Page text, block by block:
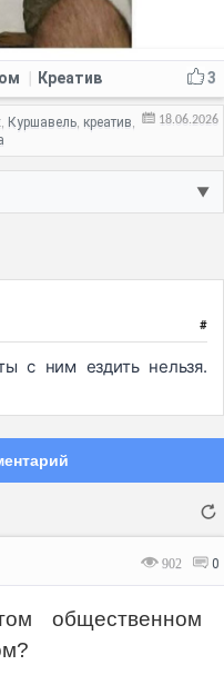
3
Креатив
18.06.2026
, Куршавель, креатив,
▼
#
с ним ездить нельзя.
902 0
общественном